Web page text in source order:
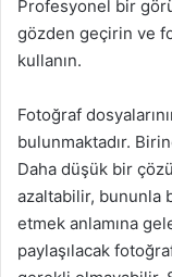
Profesyonel bir
gözden geçirin ve
kullanın.
Fotoğraf
bulunmaktadır.
Daha düşük bir
azaltabilir, bununla
etmek anlamına
paylaşılacak